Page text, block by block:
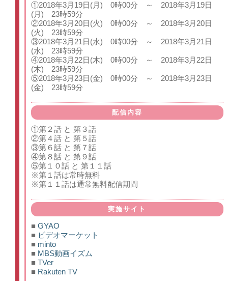
①2018年3月19日(月) 0時00分 ～ 2018年3月19日
(月) 23時59分
②2018年3月20日(火) 0時00分 ～ 2018年3月20日
(火) 23時59分
③2018年3月21日(水) 0時00分 ～ 2018年3月21日
(水) 23時59分
④2018年3月22日(木) 0時00分 ～ 2018年3月22日
(木) 23時59分
⑤2018年3月23日(金) 0時00分 ～ 2018年3月23日
(金) 23時59分
配信内容
①第２話 と 第３話
②第４話 と 第５話
③第６話 と 第７話
④第８話 と 第９話
⑤第１０話 と 第１１話
※第１話は常時無料
※第１１話は通常無料配信期間
実施サイト
■ GYAO
■ ビデオマーケット
■ minto
■ MBS動画イズム
■ TVer
■ Rakuten TV